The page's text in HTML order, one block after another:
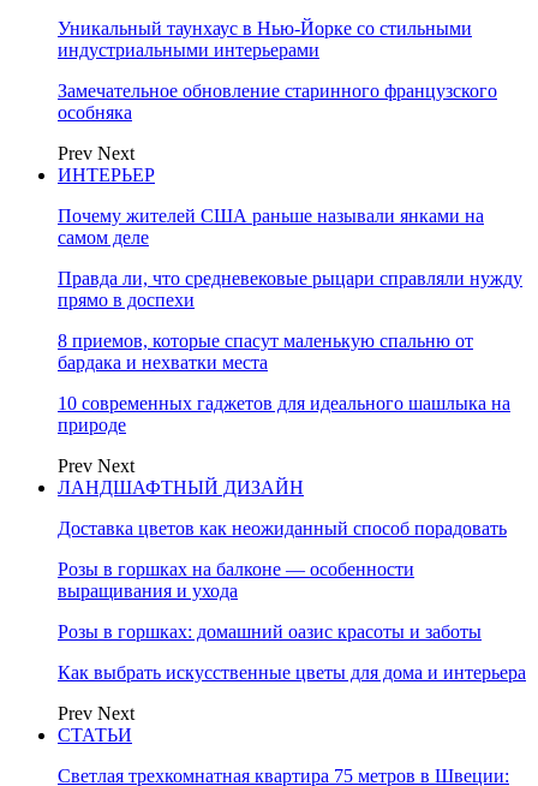
Уникальный таунхаус в Нью-Йорке со стильными
индустриальными интерьерами
Замечательное обновление старинного французского
особняка
Prev Next
ИНТЕРЬЕР
Почему жителей США раньше называли янками на
самом деле
Правда ли, что средневековые рыцари справляли нужду
прямо в доспехи
8 приемов, которые спасут маленькую спальню от
бардака и нехватки места
10 современных гаджетов для идеального шашлыка на
природе
Prev Next
ЛАНДШАФТНЫЙ ДИЗАЙН
Доставка цветов как неожиданный способ порадовать
Розы в горшках на балконе — особенности
выращивания и ухода
Розы в горшках: домашний оазис красоты и заботы
Как выбрать искусственные цветы для дома и интерьера
Prev Next
СТАТЬИ
Светлая трехкомнатная квартира 75 метров в Швеции: